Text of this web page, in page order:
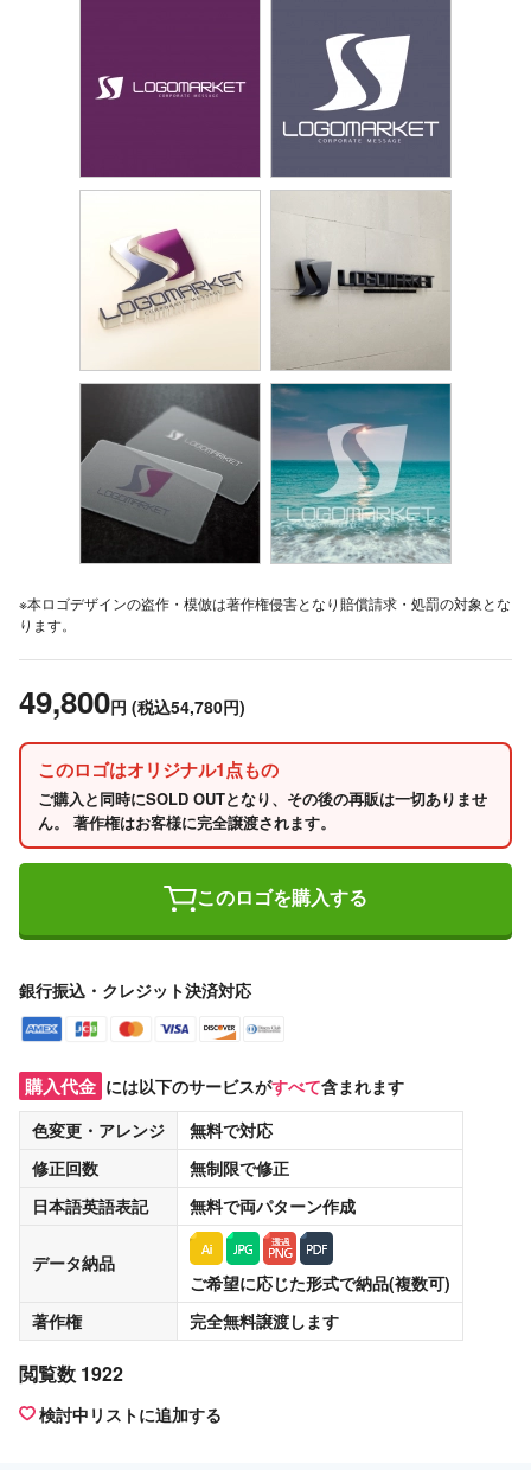
※本ロゴデザインの盗作・模倣は著作権侵害となり賠償請求・処罰の対象とな
ります。
49,800円 (税込54,780円)
このロゴはオリジナル1点もの
ご購入と同時にSOLD OUTとなり、その後の再販は一切ありませ
ん。 著作権はお客様に完全譲渡されます。
このロゴを購入する
銀行振込・クレジット決済対応
購入代金 には以下のサービスがすべて含まれます
色変更・アレンジ
無料で対応
修正回数
無制限で修正
日本語英語表記
無料で両パターン作成
データ納品
ご希望に応じた形式で納品(複数可)
著作権
完全無料譲渡します
閲覧数 1922
検討中リストに追加する